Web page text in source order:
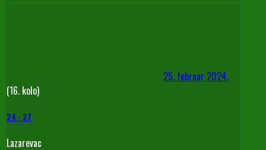
25. februar 2024.
(16. kolo)
24 - 27
Lazarevac